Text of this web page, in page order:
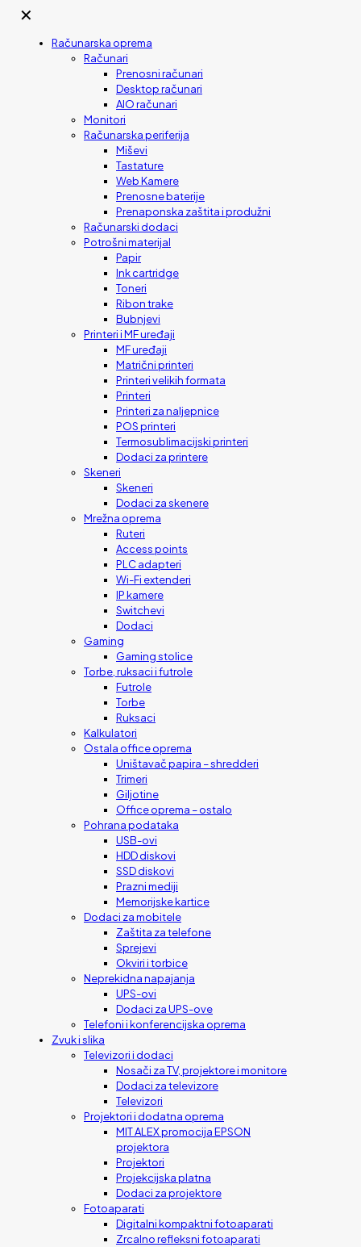
✕
Računarska oprema
Računari
Prenosni računari
Desktop računari
AIO računari
Monitori
Računarska periferija
Miševi
Tastature
Web Kamere
Prenosne baterije
Prenaponska zaštita i produžni
Računarski dodaci
Potrošni materijal
Papir
Ink cartridge
Toneri
Ribon trake
Bubnjevi
Printeri i MF uređaji
MF uređaji
Matrični printeri
Printeri velikih formata
Printeri
Printeri za naljepnice
POS printeri
Termosublimacijski printeri
Dodaci za printere
Skeneri
Skeneri
Dodaci za skenere
Mrežna oprema
Ruteri
Access points
PLC adapteri
Wi-Fi extenderi
IP kamere
Switchevi
Dodaci
Gaming
Gaming stolice
Torbe, ruksaci i futrole
Futrole
Torbe
Ruksaci
Kalkulatori
Ostala office oprema
Uništavač papira – shredderi
Trimeri
Giljotine
Office oprema – ostalo
Pohrana podataka
USB-ovi
HDD diskovi
SSD diskovi
Prazni mediji
Memorijske kartice
Dodaci za mobitele
Zaštita za telefone
Sprejevi
Okviri i torbice
Neprekidna napajanja
UPS-ovi
Dodaci za UPS-ove
Telefoni i konferencijska oprema
Zvuk i slika
Televizori i dodaci
Nosači za TV, projektore i monitore
Dodaci za televizore
Televizori
Projektori i dodatna oprema
MIT ALEX promocija EPSON
projektora
Projektori
Projekcijska platna
Dodaci za projektore
Fotoaparati
Digitalni kompaktni fotoaparati
Zrcalno refleksni fotoaparati